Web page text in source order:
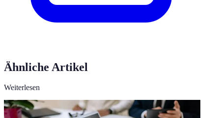
Ähnliche Artikel
Weiterlesen